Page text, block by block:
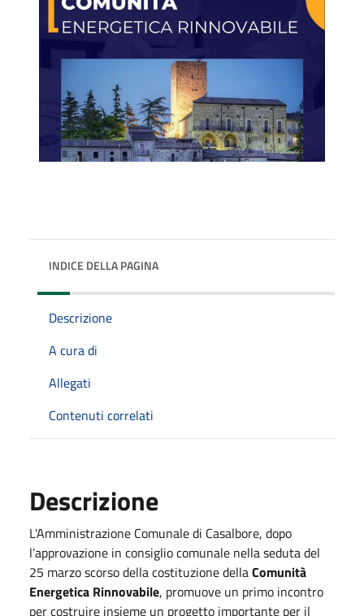
INDICE DELLA PAGINA
Descrizione
A cura di
Allegati
Contenuti correlati
Descrizione
L'Amministrazione Comunale di Casalbore, dopo
l’approvazione in consiglio comunale nella seduta del
25 marzo scorso della costituzione dellaComunità
Energetica Rinnovabile, promuove un primo incontro
per costruire insieme un progetto importante per il